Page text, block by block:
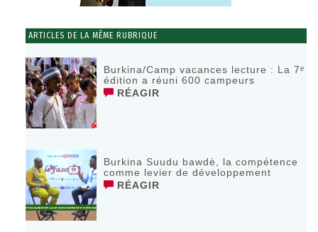
ARTICLES DE LA MÊME RUBRIQUE
Burkina/Camp vacances lecture : La 7ᵉ
édition a réuni 600 campeurs
RÉAGIR
Burkina Suudu bawdè, la compétence
comme levier de développement
RÉAGIR